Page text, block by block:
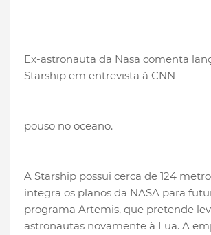
Ex-astronauta da Nasa comenta
Starship em entrevista à CNN
pouso no oceano.
A Starship possui cerca de 124
integra os planos da NASA para
programa Artemis, que pretende
astronautas novamente à Lua. A